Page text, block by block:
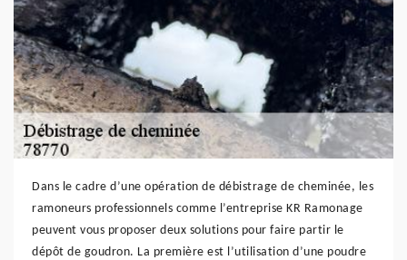
Dans le cadre d’une opération de débistrage de cheminée, les
ramoneurs professionnels comme l’entreprise KR Ramonage
peuvent vous proposer deux solutions pour faire partir le
dépôt de goudron. La première est l’utilisation d’une poudre